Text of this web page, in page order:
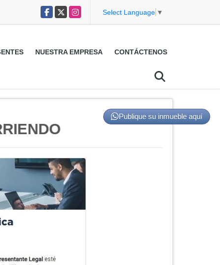
Publique su inmueble aquí
Facebook
X Instagram Select Language ▼
NUESTRA EMPRESA CONTÁCTENOS